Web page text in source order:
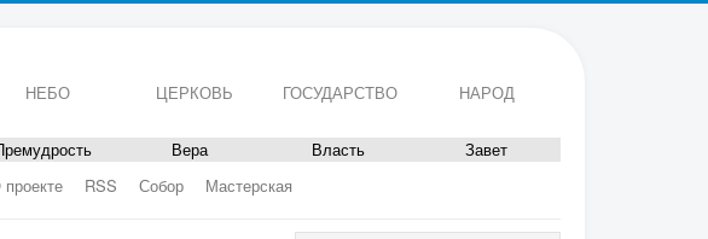
НЕБО ЦЕРКОВЬ ГОСУДАРСТВО НАРОД
Вера Власть
Завет
RSS Собор Мастерская